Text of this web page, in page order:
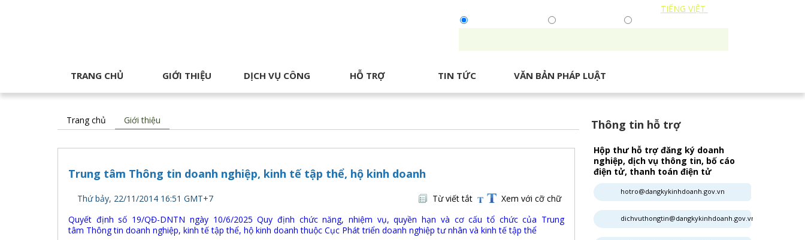
TIẾNG VIỆT
TRANG CHỦ GIỚI THIỆU DỊCH VỤ CÔNG HỖ TRỢ TIN TỨC VĂN BẢN PHÁP LUẬT
Trang chủ Giới thiệu
Trung tâm Thông tin doanh nghiệp, kinh tế tập thể, hộ kinh doanh
Thứ bảy, 22/11/2014 16:51 GMT+7 Từ viết tắt
Xem với cỡ chữ
Quyết định số 19/QĐ-DNTN ngày 10/6/2025 Quy định chức năng, nhiệm vụ, quyền hạn và cơ cấu tổ chức của Trung
tâm Thông tin doanh nghiệp, kinh tế tập thể, hộ kinh doanh thuộc Cục Phát triển doanh nghiệp tư nhân và kinh tế tập thể
Thông tin hỗ trợ
Hộp thư hỗ trợ đăng ký doanh
nghiệp, dịch vụ thông tin, bố cáo
điện tử, thanh toán điện tử
hotro@dangkykinhdoanh.gov.vn
dichvuthongtin@dangkykinhdoanh.gov.vn